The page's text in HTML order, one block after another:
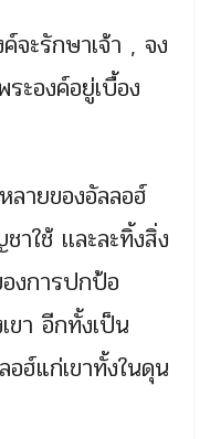
จะรักษาเจ้า , จง
ะองค์อยู่เบื้อง
ลายของอัลลอฮ์
ใช้ เเละละทิ้งสิ่ง
งการปกป้อ
ขา อีกทั้งเป็น
ฮ์แก่เขาทั้งในดุน